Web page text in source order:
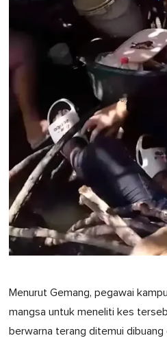
Menurut Gemang, pegawai
mangsa untuk meneliti kes
berwarna terang ditemui dibuang